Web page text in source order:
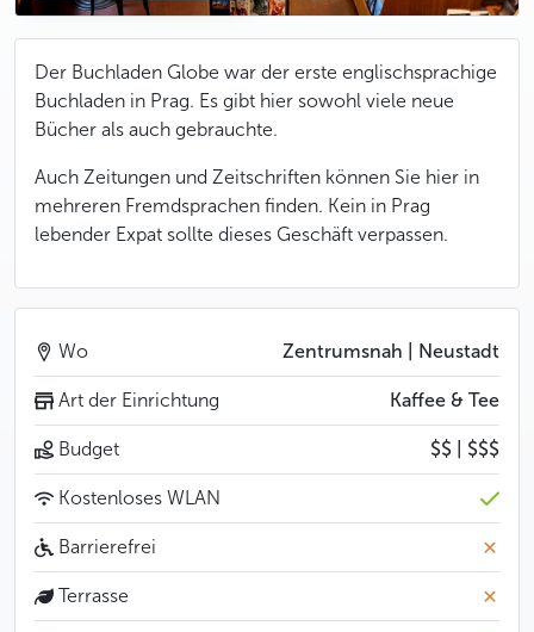
Der Buchladen Globe war der erste englischsprachige
Buchladen in Prag. Es gibt hier sowohl viele neue
Bücher als auch gebrauchte.
Auch Zeitungen und Zeitschriften können Sie hier in
mehreren Fremdsprachen finden. Kein in Prag
lebender Expat sollte dieses Geschäft verpassen.
Wo Zentrumsnah | Neustadt
Art der Einrichtung Kaffee & Tee
Budget $$ | $$$
Kostenloses WLAN
Barrierefrei
Terrasse